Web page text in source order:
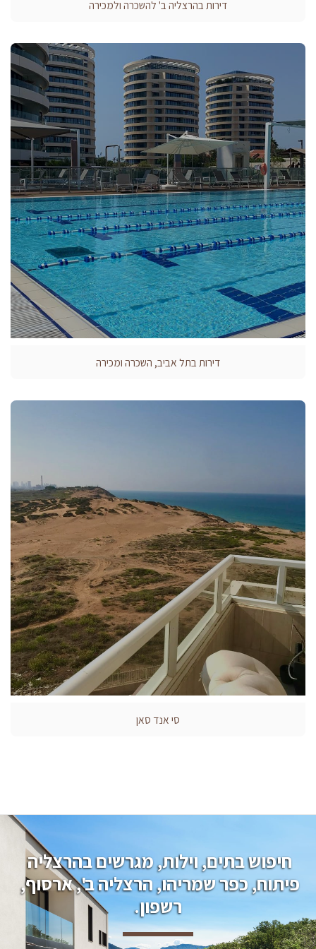
דירות בהרצליה ב' להשכרה ולמכירה
דירות בתל אביב, השכרה ומכירה
סי אנד סאן
חיפוש בתים, וילות, מגרשים בהרצליה
פיתוח, כפר שמריהו, הרצליה ב', ארסוף,
רשפון.